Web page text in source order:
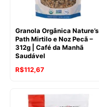
Granola Orgânica Nature’s
Path Mirtilo e Noz Pecã –
312g | Café da Manhã
Saudável
R$112,67